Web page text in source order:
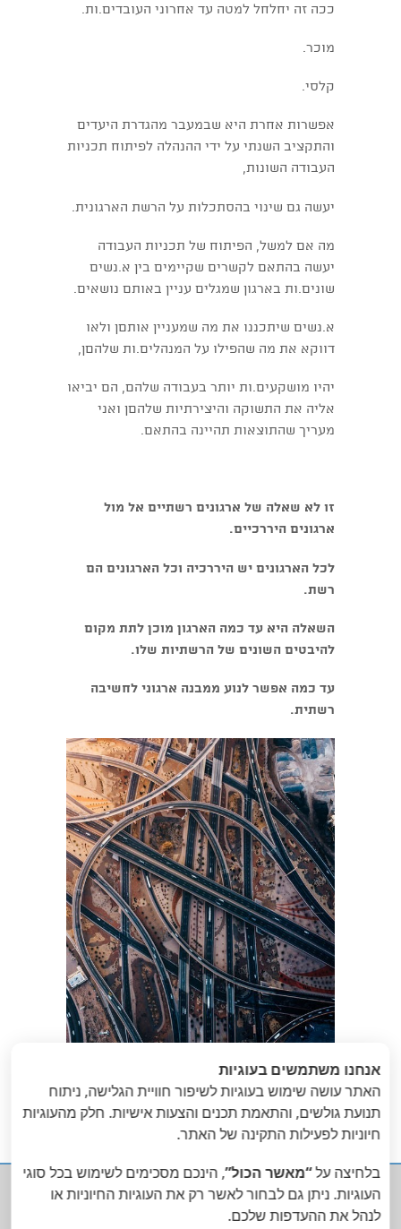
ככה זה יחלחל למטה עד אחרוני העובדים.ות.
מוכר.
קלסי.
אפשרות אחרת היא שבמעבר מהגדרת היעדים
והתקציב השנתי על ידי ההנהלה לפיתוח תכניות
העבודה השונות,
יעשה גם שינוי בהסתכלות על הרשת הארגונית.
מה אם למשל, הפיתוח של תכניות העבודה
יעשה בהתאם לקשרים שקיימים בין א.נשים
שונים.ות בארגון שמגלים עניין באותם נושאים.
א.נשים שיתכננו את מה שמעניין אותםן ולאו
דווקא את מה שהפילו על המנהלים.ות שלהםן,
יהיו מושקעים.ות יותר בעבודה שלהם, הם יביאו
אליה את התשוקה והיצירתיות שלהםן ואני
מעריך שהתוצאות תהיינה בהתאם.
זו לא שאלה של ארגונים רשתיים אל מול
ארגונים היררכיים.
לכל הארגונים יש היררכיה וכל הארגונים הם
רשת.
השאלה היא עד כמה הארגון מוכן לתת מקום
להיבטים השונים של הרשתיות שלו.
עד כמה אפשר לנוע ממבנה ארגוני לחשיבה
רשתית.
« הקודם: חשבון נפש הבא: על שברים

אנחנו משתמשים בעוגיות
האתר עושה שימוש בעוגיות לשיפור חוויית הגלישה, ניתוח
תנועת גולשים, והתאמת תכנים והצעות אישיות. חלק מהעוגיות
חיוניות לפעילות התקינה של האתר.
בלחיצה על“מאשר הכול”, הינכם מסכימים לשימוש בכל סוגי
העוגיות. ניתן גם לבחור לאשר רק את העוגיות החיוניות או
לנהל את ההעדפות שלכם.